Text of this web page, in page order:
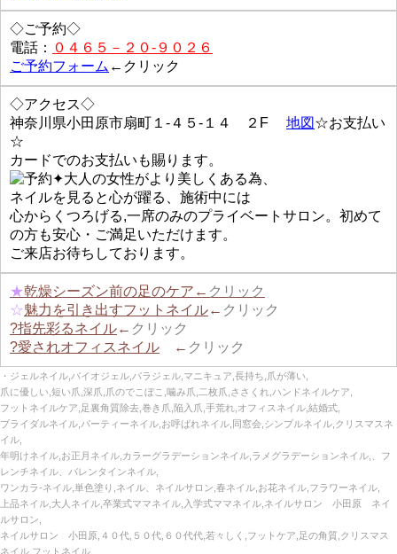
◇ご予約◇
電話： ０４６５－２０-９０２６
ご予約フォーム ←クリック
◇アクセス◇
神奈川県小田原市扇町１-４５-１４ ２F 地図 ☆お支払い
☆
カードでのお支払いも賜ります。
✦大人の女性がより美しくある為、
ネイルを見ると心が躍る、施術中には
心からくつろげる,一席のみのプライベートサロン。初めて
の方も安心・ご満足いただけます。
ご来店お待ちしております。
★乾燥シーズン前の足のケア← クリック
☆魅力を引き出すフットネイル← クリック
?指先彩るネイル← クリック
?愛されオフィスネイル ← クリック
・ジェルネイル,バイオジェル,パラジェル,マニキュア,長持ち,爪が薄い,
爪に優しい,短い爪,深爪,爪のでこぼこ,噛み爪,二枚爪,ささくれ,ハンドネイルケア,
フットネイルケア,足裏角質除去,巻き爪,陥入爪,手荒れ,オフィスネイル,結婚式,
ブライダルネイル,パーティーネイル,お呼ばれネイル,同窓会,シンプルネイル,クリスマスネ
イル,
年明けネイル,お正月ネイル,カラーグラデーションネイル,ラメグラデーションネイル,、フ
レンチネイル、バレンタインネイル,
ワンカラ‐ネイル,単色塗り,ネイル、ネイルサロン,春ネイル,お花ネイル,フラワーネイル,
上品ネイル,大人ネイル,卒業式ママネイル,入学式ママネイル,ネイルサロン 小田原 ネイ
ルサロン,
ネイルサロン 小田原,４０代,５０代,６０代代,若々しく,フットケア,足の角質,クリスマス
ネイル,フットネイル,